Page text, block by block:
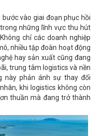
vào giai đoạn phục hồi
những lĩnh vực thu hút
chỉ các doanh nghiệp
nhiều tập đoàn hoạt động
hay sản xuất cũng đang
trung tâm logistics và nền
này phản ánh sự thay đổi
khi logistics không còn
thuần mà đang trở thành